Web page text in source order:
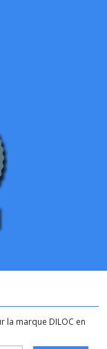
la marque DILOC en